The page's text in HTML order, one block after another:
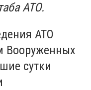
АТО.
АТО
Вооруженных
сутки